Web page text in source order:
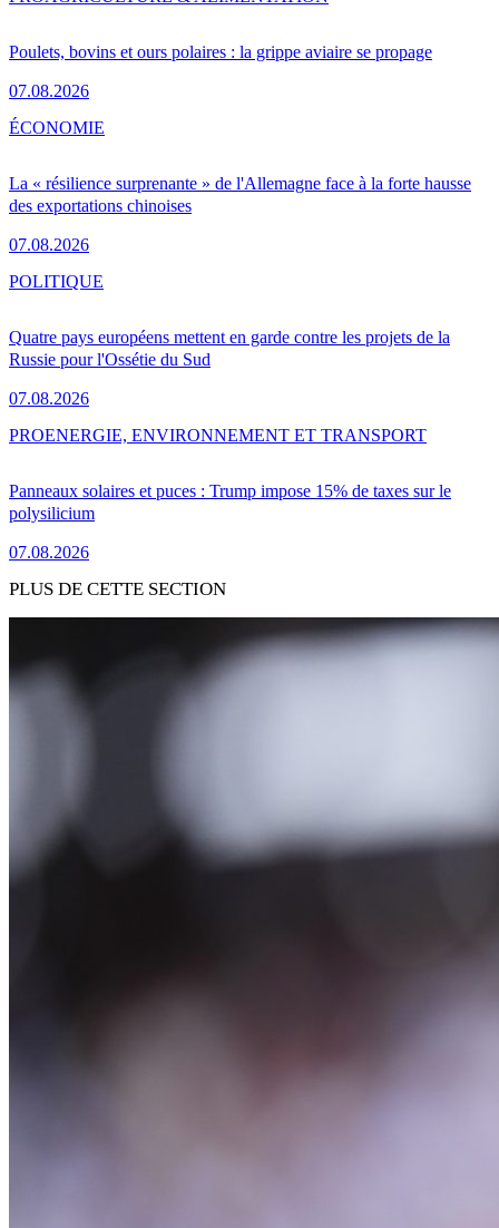
Poulets, bovins et ours polaires : la grippe aviaire se propage
07.08.2026
La « résilience surprenante » de l'Allemagne face à la forte hausse
des exportations chinoises
07.08.2026
ÉCONOMIE
Quatre pays européens mettent en garde contre les projets de la
Russie pour l'Ossétie du Sud
07.08.2026
POLITIQUE
Panneaux solaires et puces : Trump impose 15% de taxes sur le
polysilicium
07.08.2026
PROENERGIE, ENVIRONNEMENT ET TRANSPORT
PLUS DE CETTE SECTION